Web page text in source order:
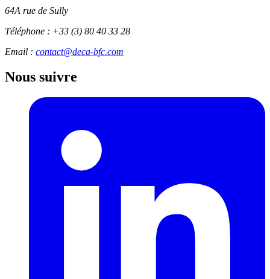
64A rue de Sully
Téléphone : +33 (3) 80 40 33 28
Email : contact@deca-bfc.com
Nous suivre